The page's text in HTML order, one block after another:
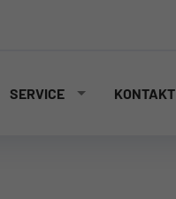
SERVICE KONTAKT